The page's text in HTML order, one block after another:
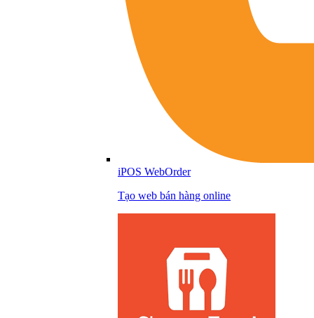
iPOS WebOrder
Tạo web bán hàng online